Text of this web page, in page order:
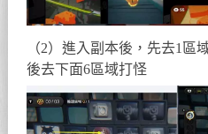
（2）進入副本後，先去1區
後去下面6區域打怪